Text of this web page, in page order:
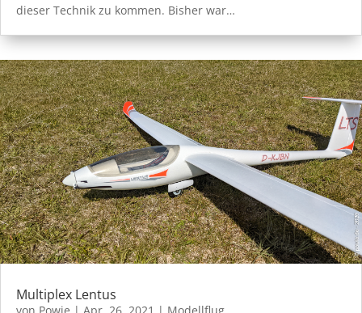
dieser Technik zu kommen. Bisher war…
Multiplex Lentus